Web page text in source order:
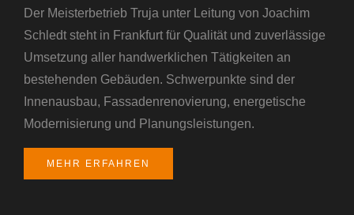
Der Meisterbetrieb Truja unter Leitung von Joachim
Schledt steht in Frankfurt für Qualität und zuverlässige
Umsetzung aller handwerklichen Tätigkeiten an
bestehenden Gebäuden. Schwerpunkte sind der
Innenausbau, Fassadenrenovierung, energetische
Modernisierung und Planungsleistungen.
MEHR ERFAHREN